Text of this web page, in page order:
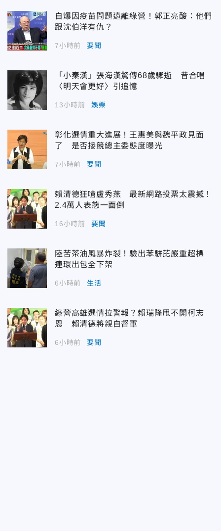
自爆因疫苗問題遠離綠營！郭正亮酸：他們
跟沈伯洋有仇？
7小時前 要聞
「小秦漢」張海漢驚傳68歲驟逝 昔合唱
〈明天會更好〉引追憶
13小時前 娛樂
彰化選情重大進展！王惠美與魏平政見面
了 是否接競總主委態度曝光
7小時前 要聞
賴清德狂嗆盧秀燕 最新網路投票太震撼！
2.4萬人表態一面倒
16小時前 要聞
陸苦茶油風暴炸裂！驗出苯駢芘嚴重超標
連環出包全下架
6小時前 生活
綠營高雄選情拉警報？賴瑞隆甩不開柯志
恩 賴清德將親自督軍
6小時前 要聞